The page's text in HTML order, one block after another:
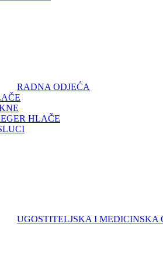
RADNA ODJEĆA
HLAČE
UGOSTITELJSKA I MEDICINSKA